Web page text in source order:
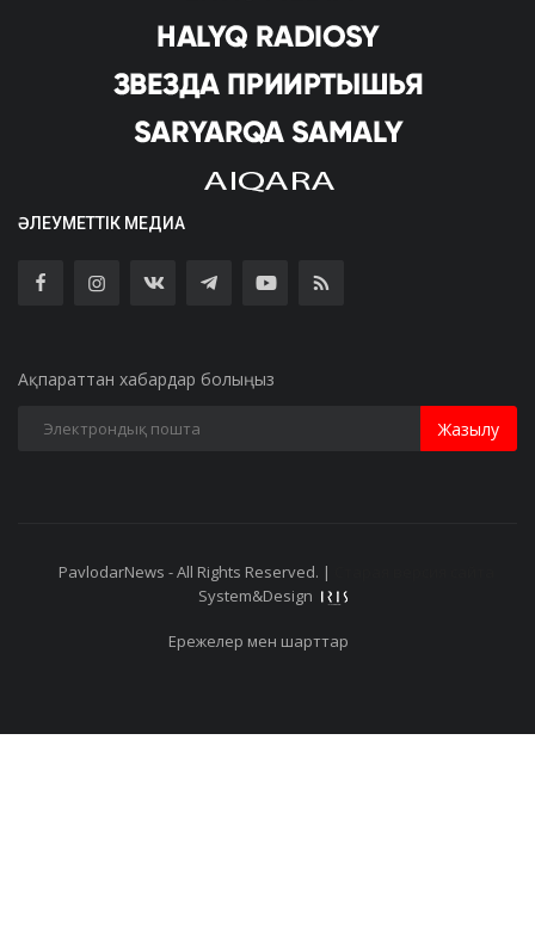
ӘЛЕУМЕТТІК МЕДИА
Ақпараттан хабардар болыңыз
Жазылу
PavlodarNews - All Rights Reserved. |
System&Design
Ережелер мен шарттар